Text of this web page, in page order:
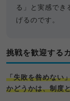
る」と実感でき
げるのです。
挑戦を歓迎する
「失敗を咎めない
かどうかは、制度